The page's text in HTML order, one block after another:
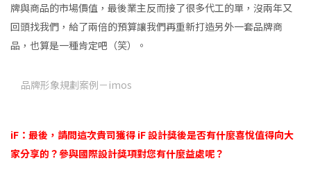
牌與商品的市場價值，最後業主反而接了很多代工的單，沒兩年又
回頭找我們，給了兩倍的預算讓我們再重新打造另外一套品牌商
品，也算是一種肯定吧（笑）。
品牌形象規劃案例－imos
iF：最後，請問這次貴司獲得 iF 設計獎後是否有什麼喜悅值得向大
家分享的？參與國際設計獎項對您有什麼益處呢？